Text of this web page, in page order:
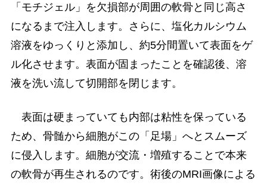
「モチジェル」を欠損部が周囲の軟骨と同じ高さ
になるまで注入します。さらに、塩化カルシウム
溶液をゆっくりと添加し、約5分間置いて表面をゲ
ル化させます。表面が固まったことを確認後、溶
液を洗い流して切開部を閉じます。
表面は硬まっていても内部は粘性を保っている
ため、骨髄から細胞がこの「足場」へとスムーズ
に侵入します。細胞が交流・増殖することで本来
の軟骨が再生されるのです。術後のMRI画像による